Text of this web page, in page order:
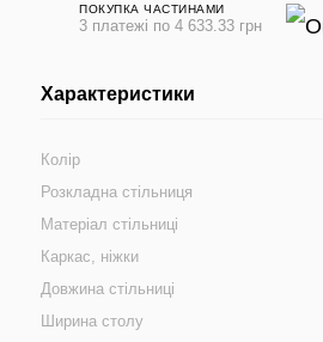
ПОКУПКА ЧАСТИНАМИ
3 платежі по 4 633.33 грн
Характеристики
Колір
Розкладна стільниця
Матеріал стільниці
Каркас, ніжки
Довжина стільниці
Ширина столу